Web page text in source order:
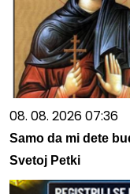
08. 08. 2026 07:36
Samo da mi dete
Svetoj Petki